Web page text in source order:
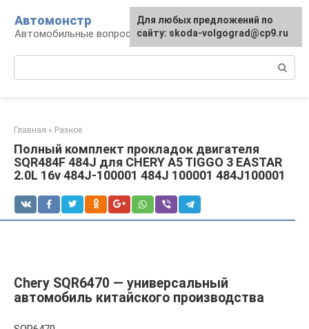
контенту
Автомонстр
Автомобильные вопросы и ответы
Главная » Разное
Полный комплект прокладок двигателя
SQR484F 484J для CHERY A5 TIGGO 3 EASTAR
2.0L 16v 484J-100001 484J 100001 484J100001
Chery SQR6470 — универсальный
автомобиль китайского производства
Для любых предложений по
сайту: skoda-volgograd@cp9.ru